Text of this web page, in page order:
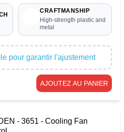
CRAFTMANSHIP
High-strength plastic and
metal
pour garantir l'ajustement
AJOUTEZ AU PANIER
- 3651 - Cooling Fan